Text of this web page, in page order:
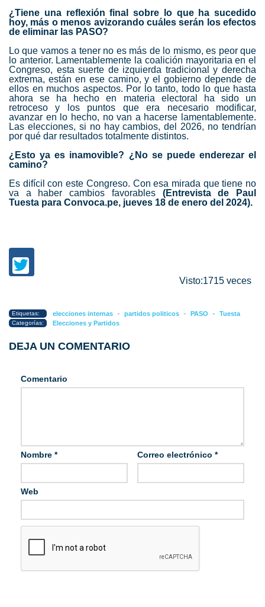
¿Tiene una reflexión final sobre lo que ha sucedido
hoy, más o menos avizorando cuáles serán los efectos
de eliminar las PASO?
Lo que vamos a tener no es más de lo mismo, es peor que
lo anterior. Lamentablemente la coalición mayoritaria en el
Congreso, esta suerte de izquierda tradicional y derecha
extrema, están en ese camino, y el gobierno depende de
ellos en muchos aspectos. Por lo tanto, todo lo que hasta
ahora se ha hecho en materia electoral ha sido un
retroceso y los puntos que era necesario modificar,
avanzar en lo hecho, no van a hacerse lamentablemente.
Las elecciones, si no hay cambios, del 2026, no tendrían
por qué dar resultados totalmente distintos.
¿Esto ya es inamovible? ¿No se puede enderezar el
camino?
Es difícil con este Congreso. Con esa mirada que tiene no
va a haber cambios favorables (Entrevista de Paul
Tuesta para Convoca.pe, jueves 18 de enero del 2024).
Visto:1715 veces
Etiquetas: elecciones internas - partidos politicos - PASO - Tuesta
Categorías: Elecciones y Partidos
DEJA UN COMENTARIO
Comentario
Nombre * Correo electrónico *
Web